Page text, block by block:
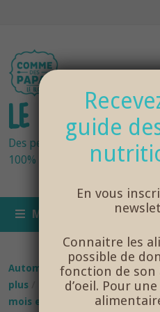
LE BLOG DES
Des petits pots bébés
100% bio et de saison… et
MENU
Automne /Recettes bébé/
plus
Recettes bébé 15 mois
mois et plus
guide
En vous
Connaitre les
possible de
fonction de son
d’oeil. Pour